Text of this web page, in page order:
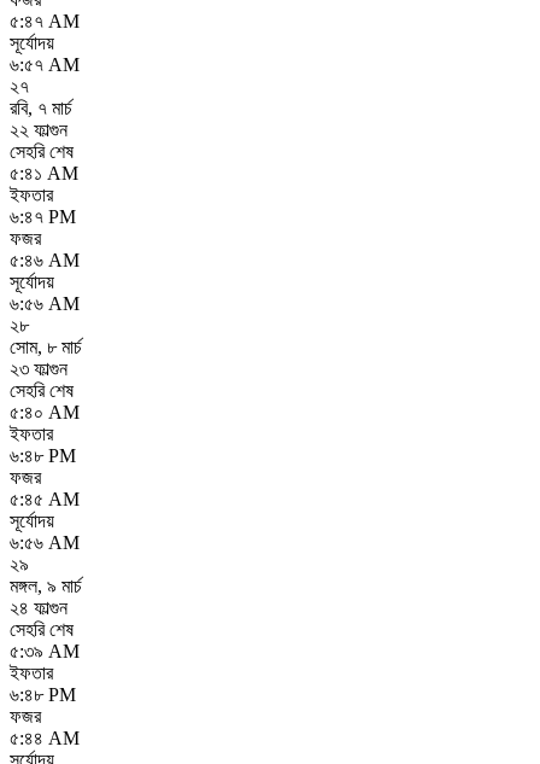
৫:৪৭ AM
সূর্যোদয়
৬:৫৭ AM
২৭
রবি, ৭ মার্চ
২২ ফাল্গুন
সেহরি শেষ
৫:৪১ AM
ইফতার
৬:৪৭ PM
ফজর
৫:৪৬ AM
সূর্যোদয়
৬:৫৬ AM
২৮
সোম, ৮ মার্চ
২৩ ফাল্গুন
সেহরি শেষ
৫:৪০ AM
ইফতার
৬:৪৮ PM
ফজর
৫:৪৫ AM
সূর্যোদয়
৬:৫৬ AM
২৯
মঙ্গল, ৯ মার্চ
২৪ ফাল্গুন
সেহরি শেষ
৫:৩৯ AM
ইফতার
৬:৪৮ PM
ফজর
৫:৪৪ AM
সূর্যোদয়